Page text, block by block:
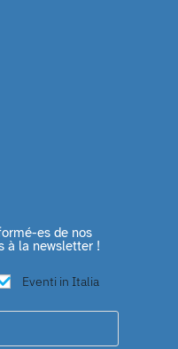
es de nos
à la newsletter !
Eventi in Italia